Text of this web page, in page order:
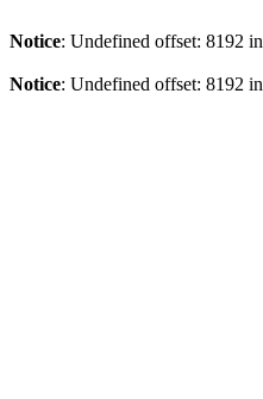
Notice: Undefined offset: 8192 in
Notice: Undefined offset: 8192 in